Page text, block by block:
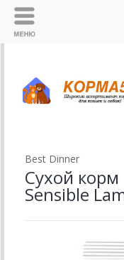
Best Dinner
Сухой
Sensible